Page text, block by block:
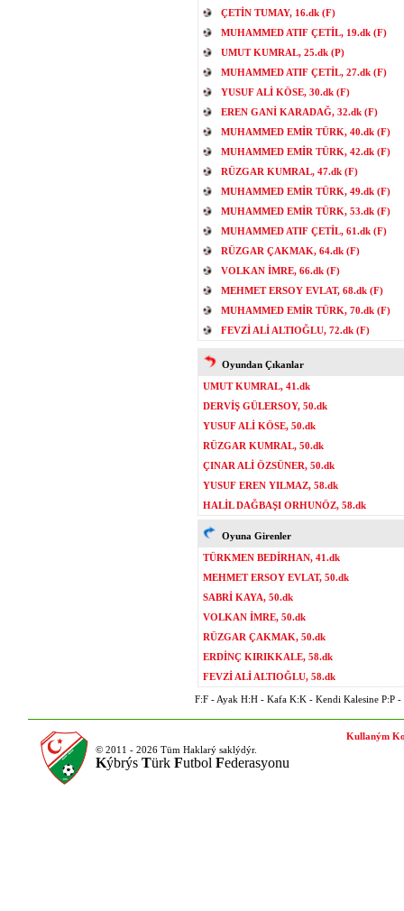
ÇETİN TUMAY, 16.dk (F)
MUHAMMED ATIF ÇETİL, 19.dk (F)
UMUT KUMRAL, 25.dk (P)
MUHAMMED ATIF ÇETİL, 27.dk (F)
YUSUF ALİ KÖSE, 30.dk (F)
EREN GANİ KARADAĞ, 32.dk (F)
MUHAMMED EMİR TÜRK, 40.dk (F)
MUHAMMED EMİR TÜRK, 42.dk (F)
RÜZGAR KUMRAL, 47.dk (F)
MUHAMMED EMİR TÜRK, 49.dk (F)
MUHAMMED EMİR TÜRK, 53.dk (F)
MUHAMMED ATIF ÇETİL, 61.dk (F)
RÜZGAR ÇAKMAK, 64.dk (F)
VOLKAN İMRE, 66.dk (F)
MEHMET ERSOY EVLAT, 68.dk (F)
MUHAMMED EMİR TÜRK, 70.dk (F)
FEVZİ ALİ ALTIOĞLU, 72.dk (F)
Oyundan Çıkanlar
UMUT KUMRAL, 41.dk
DERVİŞ GÜLERSOY, 50.dk
YUSUF ALİ KÖSE, 50.dk
RÜZGAR KUMRAL, 50.dk
ÇINAR ALİ ÖZSÜNER, 50.dk
YUSUF EREN YILMAZ, 58.dk
HALİL DAĞBAŞI ORHUNÖZ, 58.dk
Oyuna Girenler
TÜRKMEN BEDİRHAN, 41.dk
MEHMET ERSOY EVLAT, 50.dk
SABRİ KAYA, 50.dk
VOLKAN İMRE, 50.dk
RÜZGAR ÇAKMAK, 50.dk
ERDİNÇ KIRIKKALE, 58.dk
FEVZİ ALİ ALTIOĞLU, 58.dk
F:F - Ayak H:H - Kafa K:K - Kendi Kalesine P:P -
© 2011 - 2026 Tüm Haklarý saklýdýr.
Kýbrýs Türk Futbol Federasyonu
Kullaným